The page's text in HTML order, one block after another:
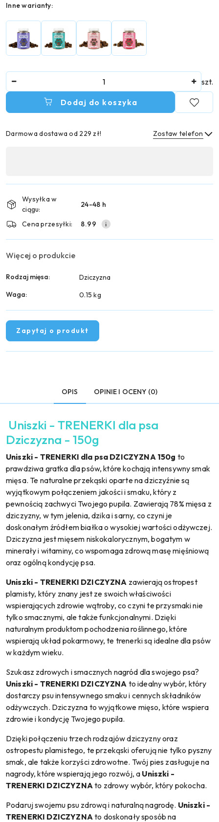
Wariant
Inne warianty:
szt.
Dodaj do koszyka
Darmowa dostawa od 229 zł! Zostaw telefon
płatność
dostawa
Wysyłka w
ciągu:
24-48 h
Cena przesyłki: 8.99
Więcej o produkcie
Rodzaj mięsa:
Dziczyzna
Waga:
0.15 kg
Zapytaj o produkt
OPIS OPINIE I OCENY (0)
Uniszki - TRENERKI dla psa
Dziczyzna - 150g
Uniszki - TRENERKI dla psa DZICZYZNA 150g to
prawdziwa gratka dla psów, które kochają intensywny smak
mięsa. Te naturalne przekąski oparte na dziczyźnie są
wyjątkowym połączeniem jakości i smaku, który z
pewnością zachwyci Twojego pupila. Zawierają 78% mięsa z
dziczyzny, w tym jelenia, dzika i sarny, co czyni je
doskonałym źródłem białka o wysokiej wartości odżywczej.
Dziczyzna jest mięsem niskokalorycznym, bogatym w
minerały i witaminy, co wspomaga zdrową masę mięśniową
oraz ogólną kondycję psa.
Uniszki - TRENERKI DZICZYZNA zawierają ostropest
plamisty, który znany jest ze swoich właściwości
wspierających zdrowie wątroby, co czyni te przysmaki nie
tylko smacznymi, ale także funkcjonalnymi. Dzięki
naturalnym produktom pochodzenia roślinnego, które
wspierają układ pokarmowy, te trenerki są idealne dla psów
w każdym wieku.
Szukasz zdrowych i smacznych nagród dla swojego psa?
Uniszki - TRENERKI DZICZYZNA to idealny wybór, który
dostarczy psu intensywnego smaku i cennych składników
odżywczych. Dziczyzna to wyjątkowe mięso, które wspiera
zdrowie i kondycję Twojego pupila.
Dzięki połączeniu trzech rodzajów dziczyzny oraz
ostropestu plamistego, te przekąski oferują nie tylko pyszny
smak, ale także korzyści zdrowotne. Twój pies zasługuje na
nagrody, które wspierają jego rozwój, a Uniszki -
TRENERKI DZICZYZNAto zdrowy wybór, który pokocha.
Podaruj swojemu psu zdrową i naturalną nagrodę. Uniszki -
TRENERKI DZICZYZNAto doskonały sposób na